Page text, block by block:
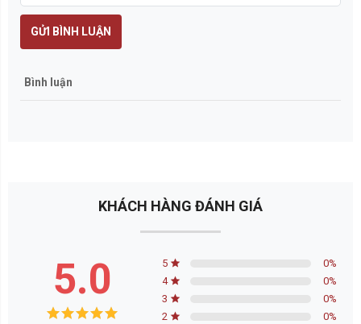
GỬI BÌNH LUẬN
Bình luận
KHÁCH HÀNG ĐÁNH GIÁ
5.0 5 0%
4
0%
3
0%
2
0%